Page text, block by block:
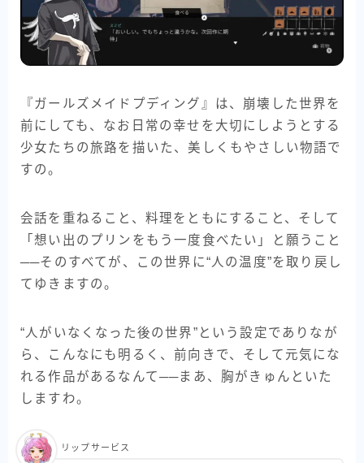
『ガールズメイドプディング』は、崩壊した世界を
前にしても、なお日常の幸せを大切にしようとする
少女たちの旅路を描いた、美しくもやさしい物語で
すの。
会話を重ねること、料理をともにすること、そして
「想い出のプリンをもう一度食べたい」と願うこと
──そのすべてが、この世界に“人の温度”を取り戻し
てゆきますの。
“人がいなくなった後の世界”という設定でありなが
ら、こんなにも明るく、前向きで、そして元気にな
れる作品があるなんて──まあ、胸がきゅんといた
しますわ。
リップサービス